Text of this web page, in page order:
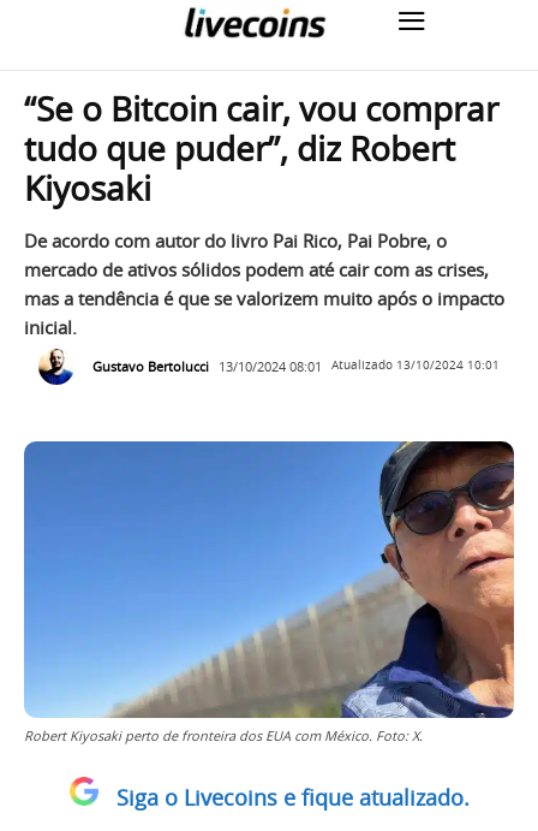
“Se o Bitcoin cair, vou comprar
tudo que puder”, diz Robert
Kiyosaki
De acordo com autor do livro Pai Rico, Pai Pobre, o
mercado de ativos sólidos podem até cair com as crises,
mas a tendência é que se valorizem muito após o impacto
inicial.
Gustavo Bertolucci 13/10/2024 08:01 Atualizado 13/10/2024 10:01
Robert Kiyosaki perto de fronteira dos EUA com México. Foto: X.
Siga o Livecoins e fique atualizado.